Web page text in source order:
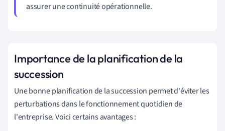
assurer une continuité opérationnelle.
Importance de la planification de la
succession
Une bonne planification de la succession permet d'éviter les
perturbations dans le fonctionnement quotidien de
l'entreprise. Voici certains avantages :